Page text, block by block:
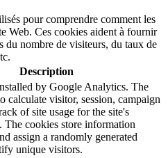
pour comprendre comment les
Web. Ces cookies aident à fournir
du nombre de visiteurs, du taux de
Description
by Google Analytics. The
calculate visitor, session, campaign
of site usage for the site's
The cookies store information
assign a randomly generated
unique visitors.